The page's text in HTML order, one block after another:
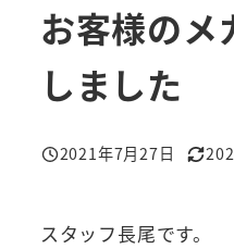
お客様の
しました
投稿日
2021年7月27日
更新日
スタッフ長尾です。